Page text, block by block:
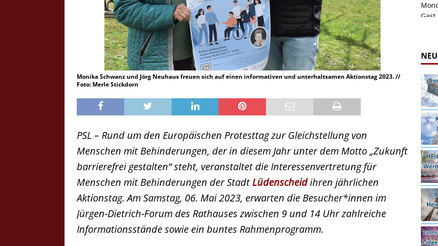
Monika Schwanz und Jörg Neuhaus freuen sich auf einen informativen und unterhaltsamen Aktionstag 2023. //
Foto: Merle Stickdorn
PSL – Rund um den Europäischen Protesttag zur Gleichstellung von
Menschen mit Behinderungen, der in diesem Jahr unter dem Motto „Zukunft
barrierefrei gestalten“ steht, veranstaltet die Interessenvertretung für
Menschen mit Behinderungen der StadtLüdenscheidihren jährlichen
Aktionstag. Am Samstag, 06. Mai 2023, erwarten die Besucher*innen im
Jürgen-Dietrich-Forum des Rathauses zwischen 9 und 14 Uhr zahlreiche
Informationsstände sowie ein buntes Rahmenprogramm.
Sommerw...
Zur Bildgalerie
Zur Bildgalerie